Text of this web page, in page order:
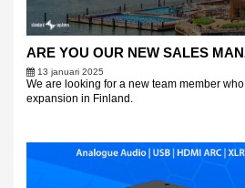
ARE YOU OUR NEW SALES
13 januari 2025
We are looking for a new team member
expansion in Finland.